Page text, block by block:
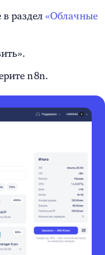
раздел «Облачные
n8n.